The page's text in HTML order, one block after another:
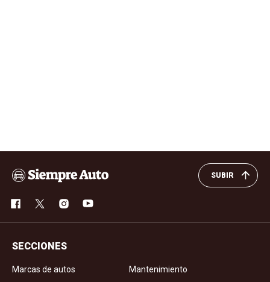
SUBIR
SECCIONES
Marcas de autos
Mantenimiento